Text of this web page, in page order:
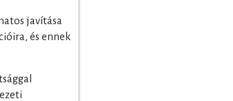
javítása
és ennek